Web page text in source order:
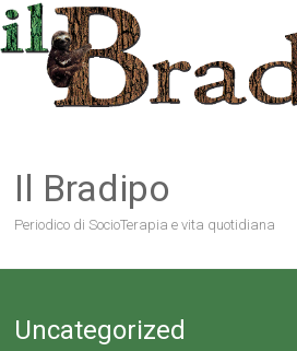
Vai
al
contenuto
Il Bradipo
Periodico di SocioTerapia e vita quotidiana
Uncategorized